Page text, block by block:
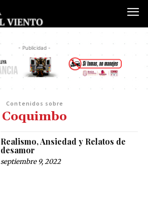
- Publicidad -
Contenidos sobre
Coquimbo
Realismo, Ansiedad y Relatos de
desamor
septiembre 9, 2022